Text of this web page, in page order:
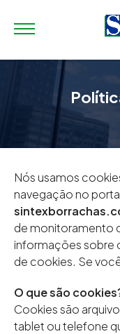
Nós usamos
navegação no
de monitoramento
informações sobre
de cookies. Se
O que são
Cookies são
tablet ou telefone